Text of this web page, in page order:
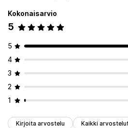
Kokonaisarvio
5
5
4
3
2
1
Kirjoita arvostelu Kaikki